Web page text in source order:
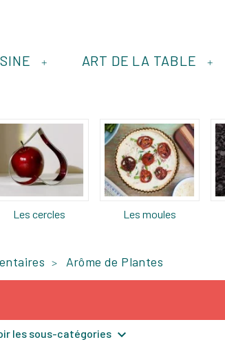
+ +
ART DE LA TABLE
Les cercles Les moules
Arôme de Plantes
les sous-catégories 